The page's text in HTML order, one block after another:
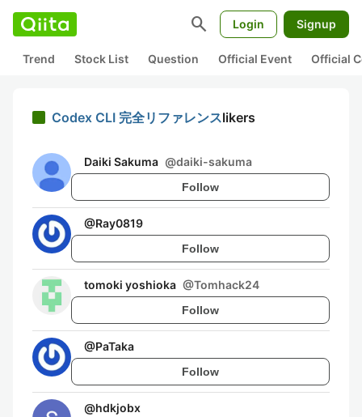
search Login Signup
Trend Stock List Question Official Event Official
Codex CLI 完全リファレンスlikers
Daiki Sakuma @daiki-sakuma
Follow
@Ray0819
Follow
tomoki yoshioka @Tomhack24
Follow
@PaTaka
Follow
@hdkjobx